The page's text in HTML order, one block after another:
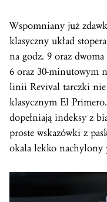
Wspomniany już
klasyczny układ
na godz. 9 oraz
6 oraz 30-minutowym
linii Revival tarczki nie
klasycznym El
dopełniają indeksy z
proste wskazówki z
okala lekko nachylony